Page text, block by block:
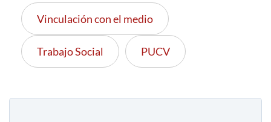
Vinculación con el medio
Trabajo Social PUCV